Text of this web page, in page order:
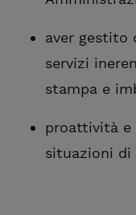
aver gestito
servizi
stampa e
proattività e
situazioni di